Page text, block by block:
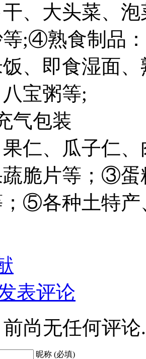
、大头菜、
等;④熟食制品
、即食湿面
宝粥等;
气包装
仁、瓜子仁
蔬脆片等；③
；⑤各种土特
表评论
尚无任何评论.
昵称 (必填)